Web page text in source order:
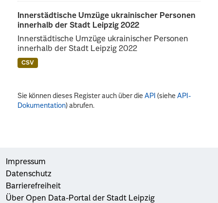
Innerstädtische Umzüge ukrainischer Personen
innerhalb der Stadt Leipzig 2022
Innerstädtische Umzüge ukrainischer Personen
innerhalb der Stadt Leipzig 2022
CSV
Sie können dieses Register auch über dieAPI (sieheAPI-
Dokumentation) abrufen.
Impressum
Datenschutz
Barrierefreiheit
Über Open Data-Portal der Stadt Leipzig